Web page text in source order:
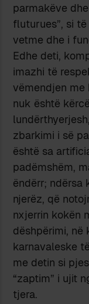
parmakëve
fluturues”, si
vetme dhe i
Edhe deti,
imazhi të
vëmendjen me
nuk është
zbarkimi i së
është sa
padëmshëm,
ëndërr; ndërsa
njerëz, që
nxjerrin kokën
dëshpërimi, në
karnavaleske të
me detin si
“zaptim” i ujit
tjera.